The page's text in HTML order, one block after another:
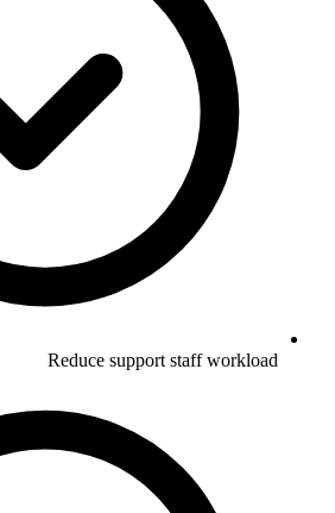
Reduce support staff workload